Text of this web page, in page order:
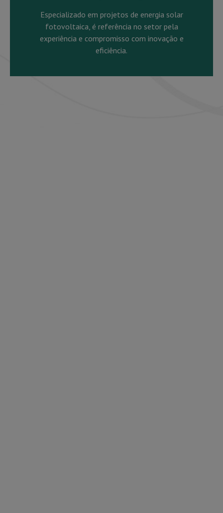
Especializado em projetos de energia solar
fotovoltaica, é referência no setor pela
experiência e compromisso com inovação e
eficiência.